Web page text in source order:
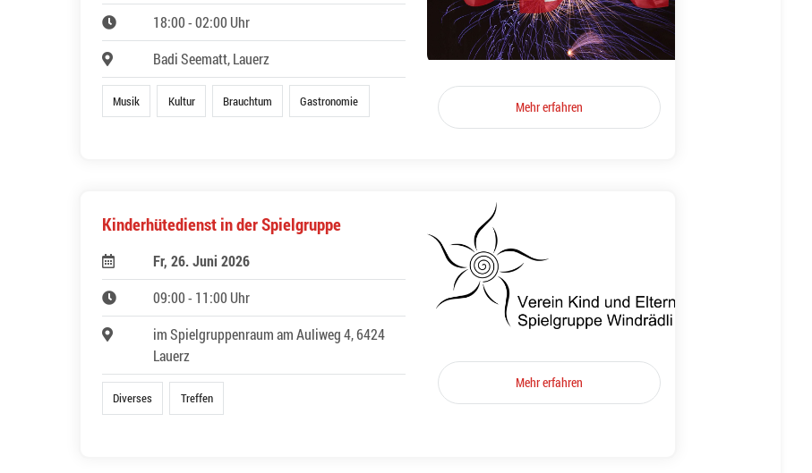
18:00 - 02:00 Uhr
Badi Seematt, Lauerz
Musik Kultur Brauchtum Gastronomie Mehr erfahren
Kinderhütedienst in der Spielgruppe
Fr, 26. Juni 2026
09:00 - 11:00 Uhr
im Spielgruppenraum am Auliweg 4, 6424
Lauerz
Diverses Treffen
Mehr erfahren